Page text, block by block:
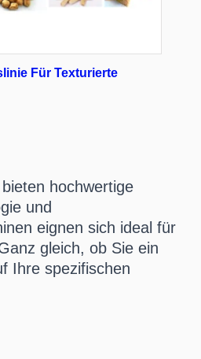
Für Texturierte
hochwertige
und
eignen sich ideal für
gleich, ob Sie ein
Ihre spezifischen